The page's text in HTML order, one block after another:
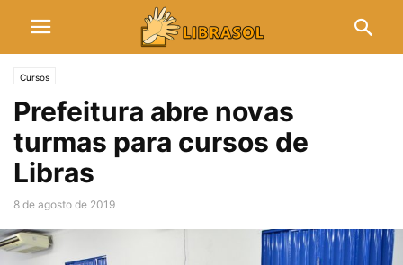
Cursos
Prefeitura abre novas
turmas para cursos de
Libras
8 de agosto de 2019